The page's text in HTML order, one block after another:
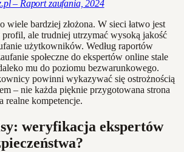
– Raport zaufania, 2024
wiele bardziej złożona. W sieci łatwo jest
ale trudniej utrzymać wysoką jakość
użytkowników. Według raportów
społeczne do ekspertów online stale
mu do poziomu bezwarunkowego.
powinni wykazywać się ostrożnością
– nie każda pięknie przygotowana strona
realne kompetencje.
weryfikacja ekspertów